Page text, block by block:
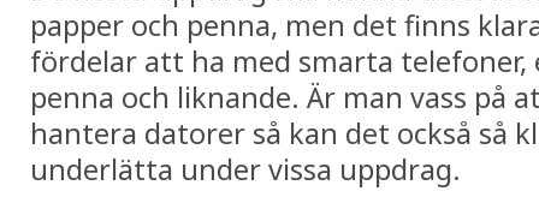
papper och penna, men det finns
fördelar att ha med smarta telefoner,
penna och liknande. Är man vass på
hantera datorer så kan det också så
underlätta under vissa uppdrag.